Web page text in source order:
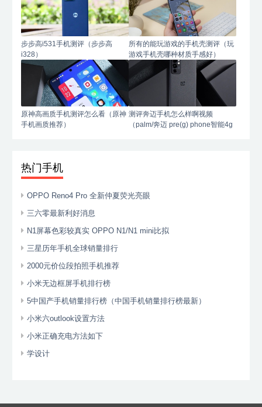
步步高i531手机测评（步步高
i328）
所有的能玩游戏的手机壳测评（玩
游戏手机壳哪种材质手感好）
原神高画质手机测评怎么看（原神
手机画质推荐）
测评奔迈手机怎么样啊视频
（palm/奔迈 pre(g) phone智能4g
热门手机
OPPO Reno4 Pro 全新仲夏荧光亮眼
三六零最新利好消息
N1屏幕色彩较真实 OPPO N1/N1 mini比拟
三星历年手机全球销量排行
2000元价位段拍照手机推荐
小米无边框屏手机排行榜
5中国产手机销量排行榜（中国手机销量排行榜最新）
小米六outlook设置方法
小米正确充电方法如下
学设计